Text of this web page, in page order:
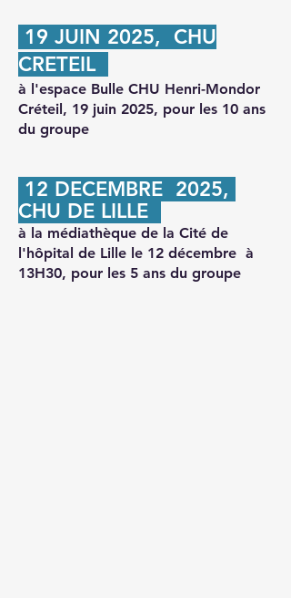
19 JUIN 2025, CHU
CRETEIL
à l'espace Bulle CHU Henri-Mondor
Créteil, 19 juin 2025, pour les 10 ans
du groupe
12 DECEMBRE 2025,
CHU DE LILLE
à la médiathèque de la Cité de
l'hôpital de Lille le 12 décembre à
13H30, pour les 5 ans du groupe